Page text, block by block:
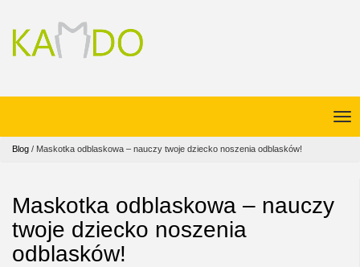
Blog / Maskotka odblaskowa – nauczy twoje dziecko noszenia odblasków!
Maskotka odblaskowa – nauczy
twoje dziecko noszenia
odblasków!